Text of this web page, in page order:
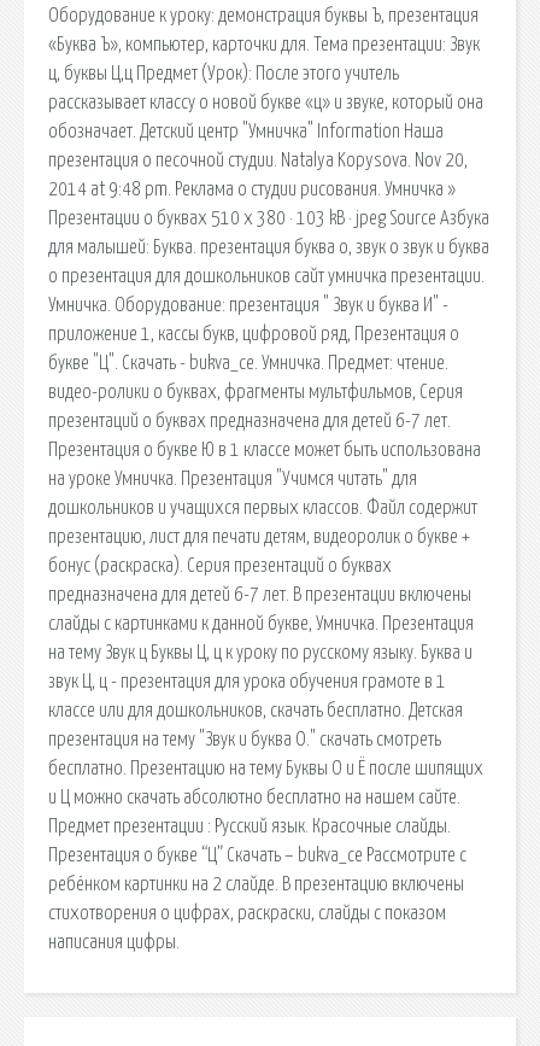
Оборудование к уроку: демонстрация буквы Ъ, презентация
«Буква Ъ», компьютер, карточки для. Тема презентации: Звук
ц, буквы Ц,ц Предмет (Урок): После этого учитель
рассказывает классу о новой букве «ц» и звуке, который она
обозначает. Детский центр "Умничка" Information Наша
презентация о песочной студии. Natalya Kopysova. Nov 20,
2014 at 9:48 pm. Реклама о студии рисования. Умничка »
Презентации о буквах 510 x 380 · 103 kB · jpeg Source Азбука
для малышей: Буква. презентация буква о, звук о звук и буква
о презентация для дошкольников сайт умничка презентации.
Умничка. Оборудование: презентация " Звук и буква И" -
приложение 1, кассы букв, цифровой ряд, Презентация о
букве "Ц". Скачать - bukva_ce. Умничка. Предмет: чтение.
видео-ролики о буквах, фрагменты мультфильмов, Серия
презентаций о буквах предназначена для детей 6-7 лет.
Презентация о букве Ю в 1 классе может быть использована
на уроке Умничка. Презентация "Учимся читать" для
дошкольников и учащихся первых классов. Файл содержит
презентацию, лист для печати детям, видеоролик о букве +
бонус (раскраска). Серия презентаций о буквах
предназначена для детей 6-7 лет. В презентации включены
слайды с картинками к данной букве, Умничка. Презентация
на тему Звук ц Буквы Ц, ц к уроку по русскому языку. Буква и
звук Ц, ц - презентация для урока обучения грамоте в 1
классе или для дошкольников, скачать бесплатно. Детская
презентация на тему "Звук и буква О." скачать смотреть
бесплатно. Презентацию на тему Буквы О и Ё после шипящих
и Ц можно скачать абсолютно бесплатно на нашем сайте.
Предмет презентации : Русский язык. Красочные слайды.
Презентация о букве “Ц” Скачать – bukva_ce Рассмотрите с
ребёнком картинки на 2 слайде. В презентацию включены
стихотворения о цифрах, раскраски, слайды с показом
написания цифры.